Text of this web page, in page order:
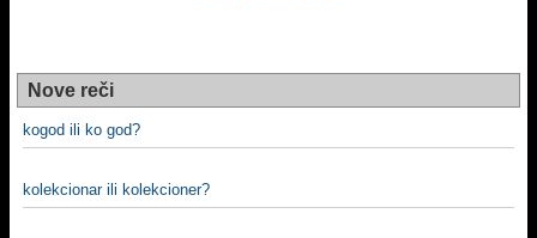
Nove reči
kogod ili ko god?
kolekcionar ili kolekcioner?